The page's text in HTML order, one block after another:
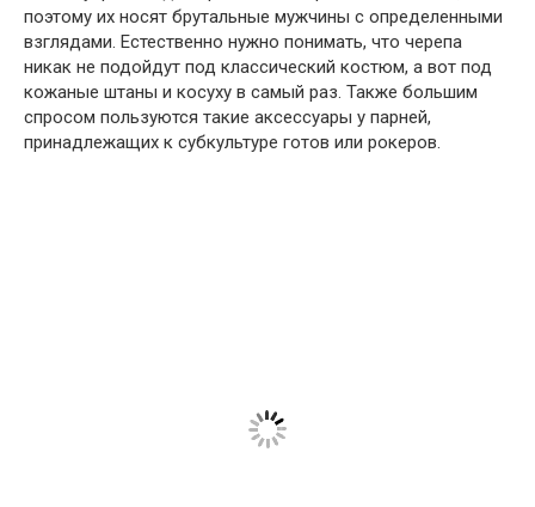
поэтому их носят брутальные мужчины с определенными
взглядами. Естественно нужно понимать, что черепа
никак не подойдут под классический костюм, а вот под
кожаные штаны и косуху в самый раз. Также большим
спросом пользуются такие аксессуары у парней,
принадлежащих к субкультуре готов или рокеров.